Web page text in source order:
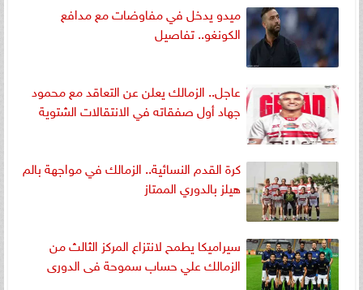
ميدو يدخل في مفاوضات مع مدافع
الكونغو.. تفاصيل
عاجل.. الزمالك يعلن عن التعاقد مع محمود
جهاد أول صفقاته في الانتقالات الشتوية
كرة القدم النسائية.. الزمالك في مواجهة بالم
هيلز بالدوري الممتاز
سيراميكا يطمح لانتزاع المركز الثالث من
الزمالك علي حساب سموحة فى الدورى